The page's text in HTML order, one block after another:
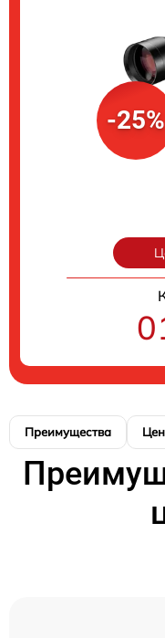
-25%
Преимущества